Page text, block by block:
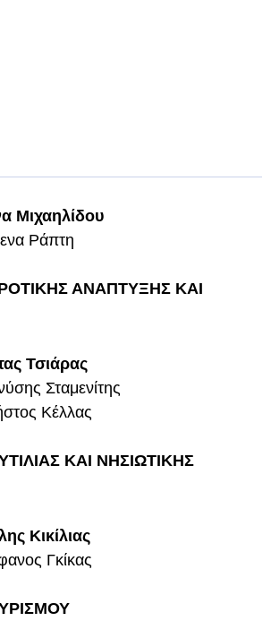
Μιχαηλίδου
Ράπτη
ΑΝΑΠΤΥΞΗΣ ΚΑΙ
Τσιάρας
Σταμενίτης
Κέλλας
ΚΑΙ ΝΗΣΙΩΤΙΚΗΣ
Κικίλιας
Γκίκας